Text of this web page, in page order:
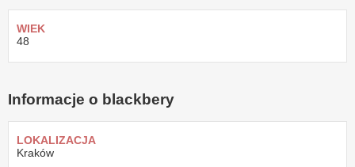
WIEK
48
Informacje o blackbery
LOKALIZACJA
Kraków